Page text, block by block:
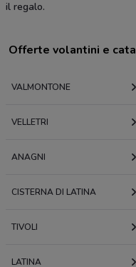
il regalo.
Offerte volantini e
VALMONTONE
VELLETRI
ANAGNI
CISTERNA DI LATINA
TIVOLI
LATINA